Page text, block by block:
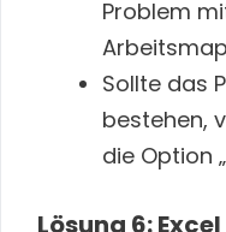
Problem
Sollte das
bestehen,
die Option „